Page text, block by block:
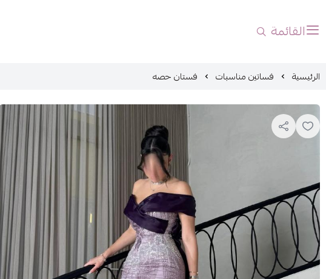
القائمة
الرئيسية فساتين مناسبات فستان حصه